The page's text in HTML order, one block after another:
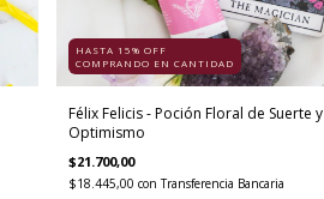
HASTA 15% OFF
COMPRANDO EN CANTIDAD
Félix Felicis - Poción Floral de Suerte y
Optimismo
$21.700,00
$18.445,00 con Transferencia Bancaria